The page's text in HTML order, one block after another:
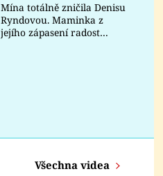
Sledujte nás
Mína totálně zničila Denisu
Ryndovou. Maminka z
jejího zápasení radost
Všechna videa